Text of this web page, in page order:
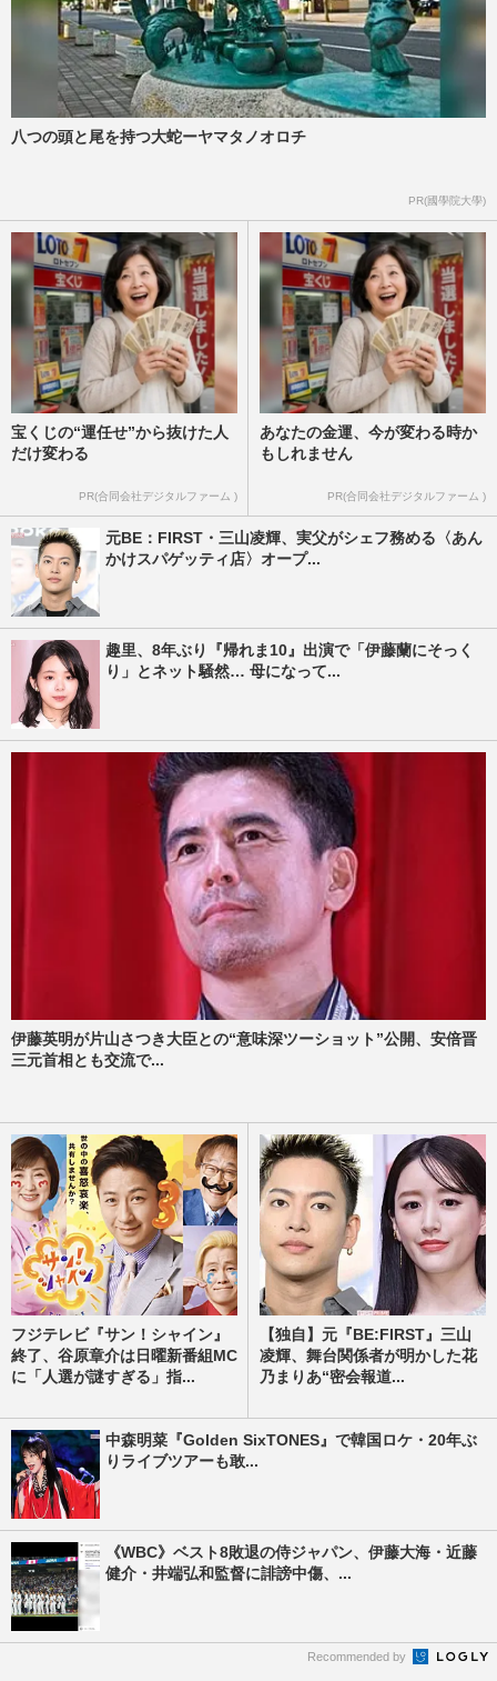
八つの頭と尾を持つ大蛇ーヤマタノオロチ
PR(國學院大學)
宝くじの“運任せ”から抜けた人
だけ変わる
PR(合同会社デジタルファーム )
あなたの金運、今が変わる時か
もしれません
PR(合同会社デジタルファーム )
元BE：FIRST・三山凌輝、実父がシェフ務める〈あん
かけスパゲッティ店〉オープ...
趣里、8年ぶり『帰れま10』出演で「伊藤蘭にそっく
り」とネット騒然… 母になって...
伊藤英明が片山さつき大臣との“意味深ツーショット”公開、安倍晋
三元首相とも交流で...
フジテレビ『サン！シャイン』
終了、谷原章介は日曜新番組MC
に「人選が謎すぎる」指...
【独自】元『BE:FIRST』三山
凌輝、舞台関係者が明かした花
乃まりあ“密会報道...
中森明菜『Golden SixTONES』で韓国ロケ・20年ぶ
りライブツアーも敢...
《WBC》ベスト8敗退の侍ジャパン、伊藤大海・近藤
健介・井端弘和監督に誹謗中傷、...
Recommended by